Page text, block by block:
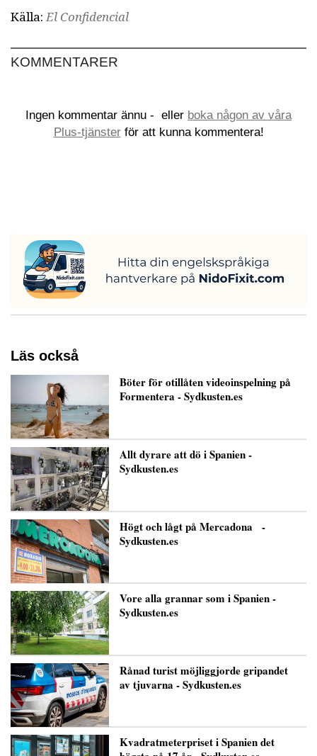
Källa:El Confidencial
KOMMENTARER
Ingen kommentar ännu - eller boka någon av våra
Plus-tjänsterför att kunna kommentera!